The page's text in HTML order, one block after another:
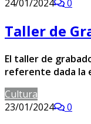
24/01/2024
0
Taller de
El taller de
referente dada la
Cultura
23/01/2024
0